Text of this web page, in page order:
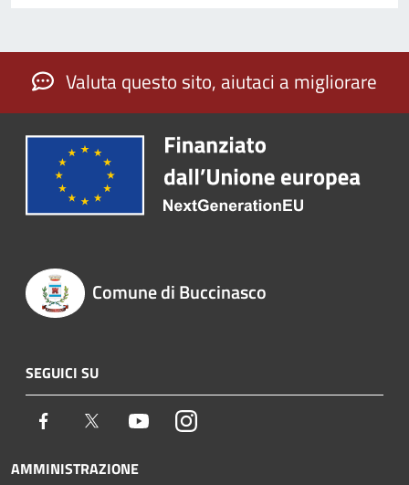
Valuta questo sito, aiutaci a migliorare
Comune di Buccinasco
SEGUICI SU
Facebook Twitter YoutubeInstagram
AMMINISTRAZIONE